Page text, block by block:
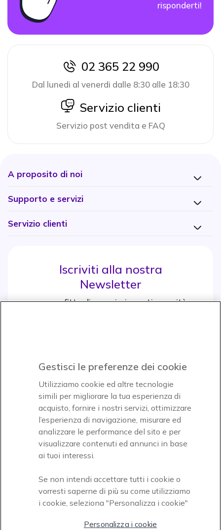
risponderti!
icon
02 365 22 990
Dal lunedi al venerdi dalle 8:30 alle 18:30
icon
Servizio clienti
Servizio post vendita e FAQ
A proposito di noi
Supporto e servizi
Servizio clienti
Iscriviti alla nostra
Newsletter
e approfitta di maggiori sconti e novità
Icon
Icon
Paga facilmente ed in assoluta sicurezza
Accettiamo
Gestisci le preferenze dei cookie
Utilizziamo cookie ed altre tecnologie
simili per migliorare la tua esperienza di
acquisto, fornire i nostri servizi, ottimizzare
l’esperienza di navigazione, misurare ed
analizzare le performance del sito e per
visualizzare contenuti ed annunci in base
ai tuoi interessi.
Se non intendi accettare tutti i cookie o
vorresti saperne di più su come utilizziamo
i cookie, seleziona "Personalizza i cookie"
Personalizza i cookie